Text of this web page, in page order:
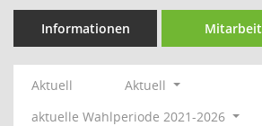
Informationen Mitarbeit
Aktuell
Aktuell
aktuelle Wahlperiode 2021-2026